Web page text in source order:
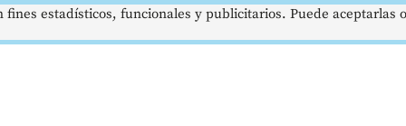
estadísticos, funcionales y publicitarios. Puede aceptarlas